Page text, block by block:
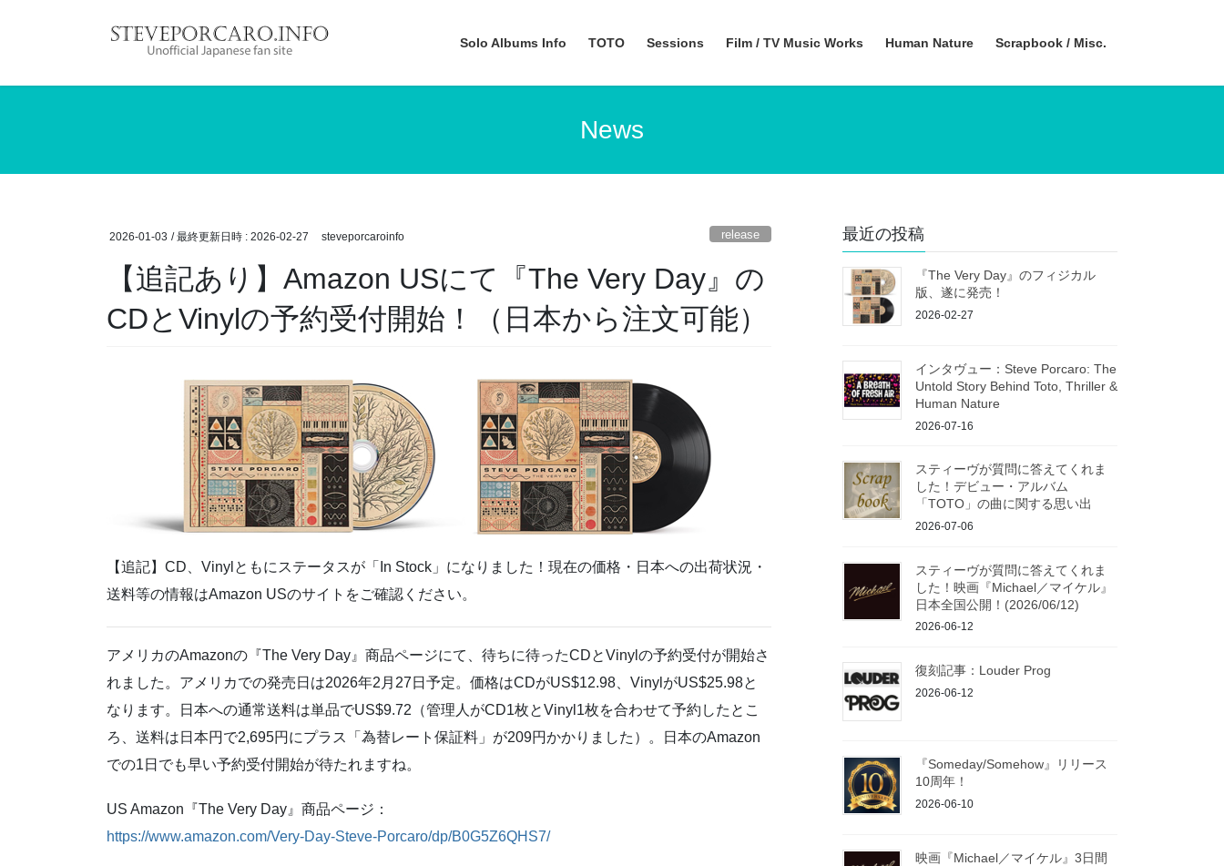
Solo Albums Info TOTO Sessions Film / TV Music Works Human Nature Scrapbook / Misc.
News
2026-01-03 / 最終更新日時 : 2026-02-27 steveporcaroinfo release
【追記あり】Amazon USにて『The Very Day』の
CDとVinylの予約受付開始！（日本から注文可能）
【追記】CD、Vinylともにステータスが「In Stock」になりました！現在の価格・日本への出荷状況・
送料等の情報はAmazon USのサイトをご確認ください。
アメリカのAmazonの『The Very Day』商品ページにて、待ちに待ったCDとVinylの予約受付が開始さ
れました。アメリカでの発売日は2026年2月27日予定。価格はCDがUS$12.98、VinylがUS$25.98と
なります。日本への通常送料は単品でUS$9.72（管理人がCD1枚とVinyl1枚を合わせて予約したとこ
ろ、送料は日本円で2,695円にプラス「為替レート保証料」が209円かかりました）。日本のAmazon
での1日でも早い予約受付開始が待たれますね。
US Amazon『The Very Day』商品ページ：
https://www.amazon.com/Very-Day-Steve-Porcaro/dp/B0G5Z6QHS7/
最近の投稿
『The Very Day』のフィジカル
版、遂に発売！
2026-02-27
インタヴュー：Steve Porcaro: The
Untold Story Behind Toto, Thriller &
Human Nature
2026-07-16
スティーヴが質問に答えてくれま
した！デビュー・アルバム
「TOTO」の曲に関する思い出
2026-07-06
スティーヴが質問に答えてくれま
した！映画『Michael／マイケル』
日本全国公開！(2026/06/12)
2026-06-12
復刻記事：Louder Prog
2026-06-12
『Someday/Somehow』リリース
10周年！
2026-06-10
映画『Michael／マイケル』3日間